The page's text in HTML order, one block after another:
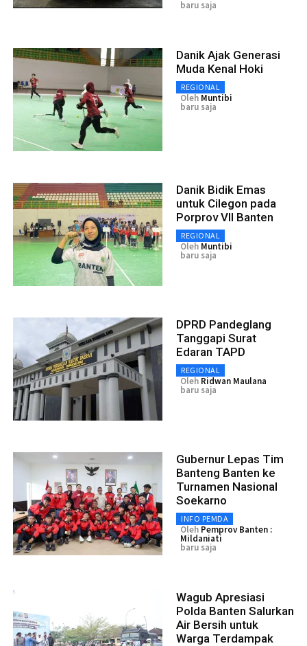
baru saja
Danik Ajak Generasi
Muda Kenal Hoki
REGIONAL
Oleh Muntibi
baru saja
Danik Bidik Emas
untuk Cilegon pada
Porprov VII Banten
REGIONAL
Oleh Muntibi
baru saja
DPRD Pandeglang
Tanggapi Surat
Edaran TAPD
REGIONAL
Oleh Ridwan Maulana
baru saja
Gubernur Lepas Tim
Banteng Banten ke
Turnamen Nasional
Soekarno
INFO PEMDA
Oleh Pemprov Banten :
Mildaniati
baru saja
Wagub Apresiasi
Polda Banten Salurkan
Air Bersih untuk
Warga Terdampak